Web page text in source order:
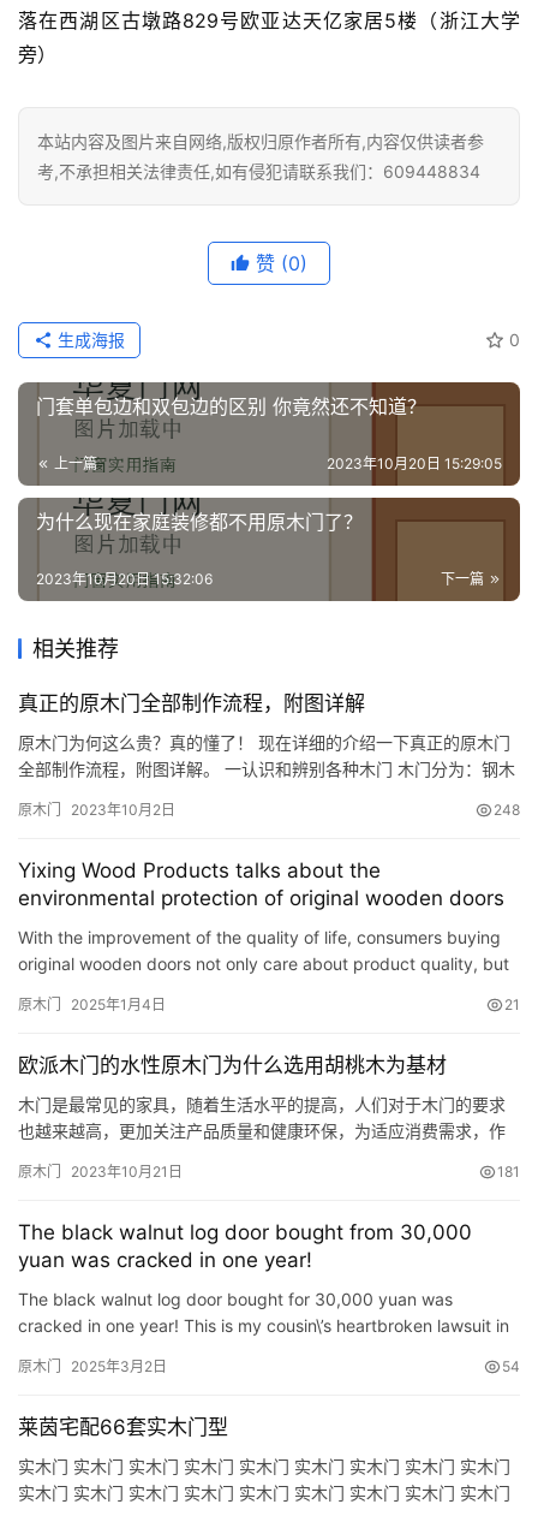
落在西湖区古墩路829号欧亚达天亿家居5楼（浙江大学
旁）
本站内容及图片来自网络,版权归原作者所有,内容仅供读者参
考,不承担相关法律责任,如有侵犯请联系我们：609448834
赞 (0)
0
生成海报
门套单包边和双包边的区别 你竟然还不知道？
上一篇 2023年10月20日 15:29:05
为什么现在家庭装修都不用原木门了？
下一篇
2023年10月20日 15:32:06
相关推荐
真正的原木门全部制作流程，附图详解
原木门为何这么贵？真的懂了！ 现在详细的介绍一下真正的原木门
全部制作流程，附图详解。 一认识和辨别各种木门 木门分为：钢木
各种门的特点和区别见下图： 二原木门用料以及原材料的处理在此
料，无齿接无贴皮。原木门所用材料全部要经过高温蒸煮脱脂，二
次蒸汽…
原木门 2023年10月2日 248
Yixing Wood Products talks about the
environmental protection of original wooden doors
With the improvement of the quality of life, consumers buying
original wooden doors not only care about product quality, but
原木门 2025年1月4日 21
欧派木门的水性原木门为什么选用胡桃木为基材
木门是最常见的家具，随着生活水平的提高，人们对于木门的要求
也越来越高，更加关注产品质量和健康环保，为适应消费需求，作
而生，凭借其天然环保材质深受消费者喜爱。 我们都知道基材是木
的90%以上，可以说一扇门基材的好坏直接影响了木门的质量，原
木门自然…
原木门 2023年10月21日 181
The black walnut log door bought from 30,000
yuan was cracked in one year!
The black walnut log door bought for 30,000 yuan was
cracked in one year! This is my cousin\’s heartbroken lawsuit in
原木门 2025年3月2日 54
莱茵宅配66套实木门型
实木门 实木门 实木门 实木门 实木门 实木门 实木门 实木门 实木门
实木门 实木门 实木门 实木门 实木门 实木门 实木门 实木门 实木门